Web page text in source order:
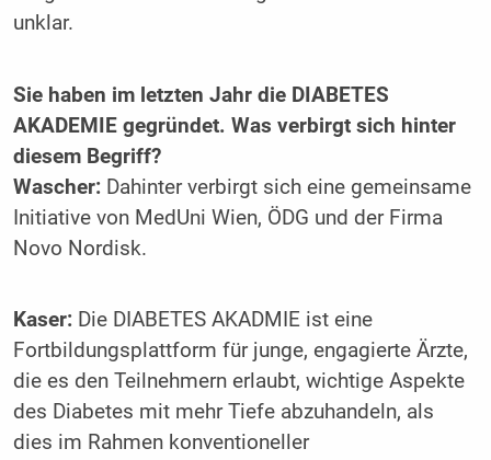
unklar.
Sie haben im letzten Jahr die DIABETES
AKADEMIE gegründet. Was verbirgt sich hinter
diesem Begriff?
Wascher: Dahinter verbirgt sich eine gemeinsame
Initiative von MedUni Wien, ÖDG und der Firma
Novo ­Nordisk.
Kaser:Die DIABETES AKADMIE ist eine
Fortbildungsplattform für junge, engagierte Ärzte,
die es den Teilnehmern erlaubt, wichtige Aspekte
des Diabetes mit mehr Tiefe abzuhandeln, als
dies im Rahmen konventioneller